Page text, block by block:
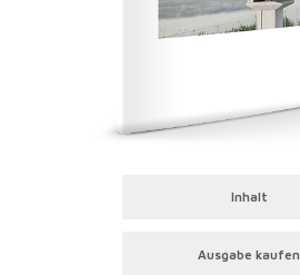
Inhalt
Ausgabe kaufen